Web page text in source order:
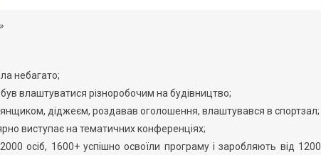
небагато;
влаштуватися різноробочим на будівництво;
діджеєм, роздавав оголошення, влаштувався в спортзал;
виступає на тематичних конференціях;
осіб, 1600+ успішно освоїли програму і заробляють від 1200